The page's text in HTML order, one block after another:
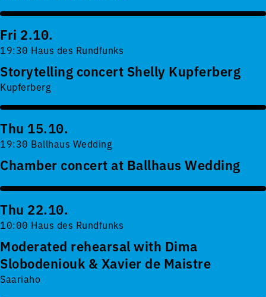
Fri 2.10.
19:30 Haus des Rundfunks
Storytelling concert Shelly Kupferberg
Kupferberg
Thu 15.10.
19:30 Ballhaus Wedding
Chamber concert at Ballhaus Wedding
Thu 22.10.
10:00 Haus des Rundfunks
Moderated rehearsal with Dima
Slobodeniouk & Xavier de Maistre
Saariaho